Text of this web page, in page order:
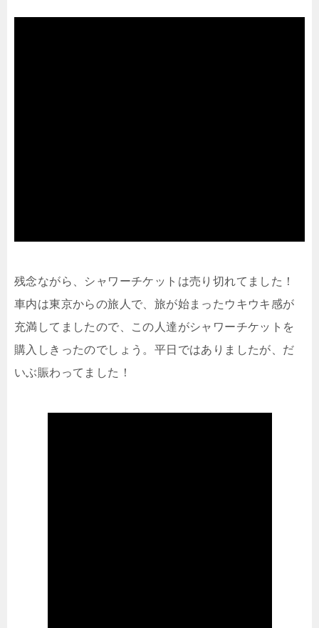
残念ながら、シャワーチケットは売り切れてました！
車内は東京からの旅人で、旅が始まったウキウキ感が
充満してましたので、この人達がシャワーチケットを
購入しきったのでしょう。平日ではありましたが、だ
いぶ賑わってました！